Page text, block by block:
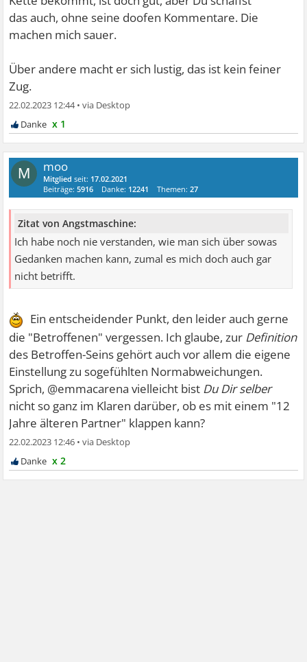
das auch, ohne seine doofen Kommentare. Die
machen mich sauer.
Über andere macht er sich lustig, das ist kein feiner
Zug.
22.02.2023 12:44•
x 1
M moo
Mitglied seit: 17.02.2021
Beiträge:5916 Danke: 12241 Themen:27
Zitat von Angstmaschine:
Ich habe noch nie verstanden, wie man sich über sowas
Gedanken machen kann, zumal es mich doch auch gar
nicht betrifft.
Ein entscheidender Punkt, den leider auch gerne
die "Betroffenen" vergessen. Ich glaube, zur Definition
des Betroffen-Seins gehört auch vor allem die eigene
Einstellung zu sogefühlten Normabweichungen.
Sprich, @emmacarena vielleicht bist Du Dir selber
nicht so ganz im Klaren darüber, ob es mit einem "12
Jahre älteren Partner" klappen kann?
22.02.2023 12:46 •
x 2